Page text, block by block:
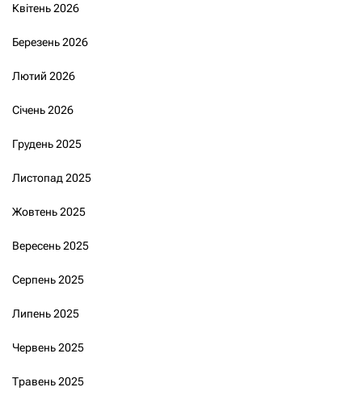
Квітень 2026
Березень 2026
Лютий 2026
Січень 2026
Грудень 2025
Листопад 2025
Жовтень 2025
Вересень 2025
Серпень 2025
Липень 2025
Червень 2025
Травень 2025